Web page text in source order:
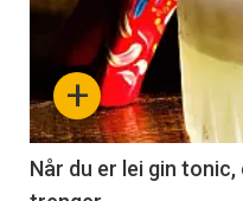
akkurat
nå
-
2
+
Når du er lei gin